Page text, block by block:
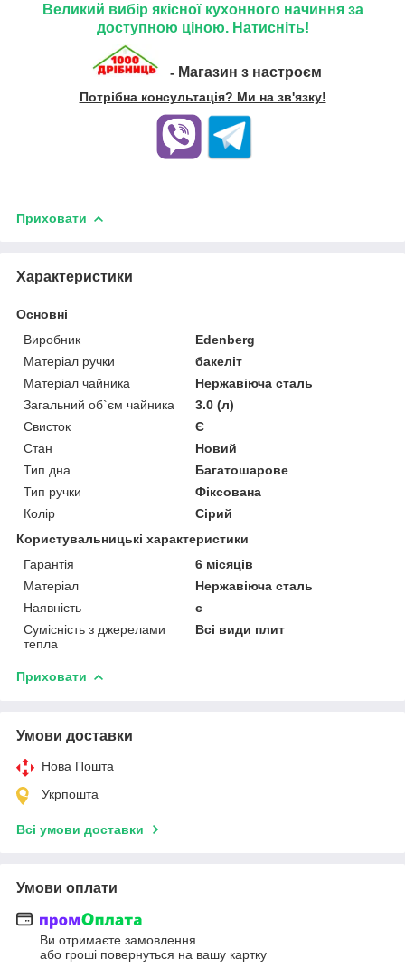
Великий вибір якісної кухонного начиння за
доступною ціною. Натисніть!
- Магазин з настроєм
Потрібна консультація? Ми на зв'язку!
Приховати
Характеристики
Основні
Виробник
Edenberg
Матеріал ручки
бакеліт
Матеріал чайника
Нержавіюча сталь
Загальний об`єм чайника
3.0 (л)
Свисток
Є
Стан
Новий
Тип дна
Багатошарове
Тип ручки
Фіксована
Колір
Сірий
Користувальницькі характеристики
Гарантія
6 місяців
Матеріал
Нержавіюча сталь
Наявність
є
Сумісність з джерелами
тепла
Всі види плит
Приховати
Умови доставки
Нова Пошта
Укрпошта
Всі умови доставки
Умови оплати
Ви отримаєте замовлення
або гроші повернуться на вашу картку